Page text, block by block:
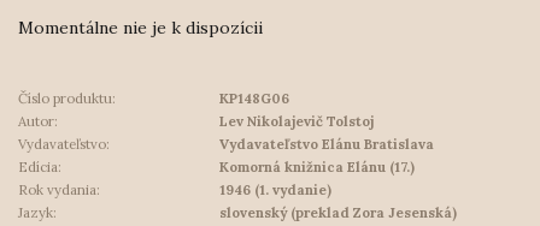
Momentálne nie je k dispozícii
Číslo produktu:
KP148G06
Autor:
Lev Nikolajevič Tolstoj
Vydavateľstvo:
Vydavateľstvo Elánu Bratislava
Edícia:
Komorná knižnica Elánu (17.)
Rok vydania:
1946 (1. vydanie)
Jazyk:
slovenský (preklad Zora Jesenská)